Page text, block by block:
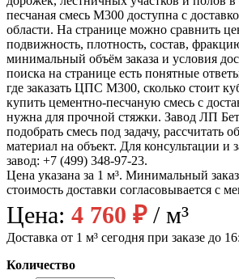
песчаная смесь М300 доступна с
области. На странице можно сравнить
подвижность, плотность, состав,
минимальный объём заказа и условия
поиска на странице есть понятные
где заказать ЦПС М300, сколько стоит
купить цементно-песчаную смесь с
нужна для прочной стяжки. Завод ЛП
подобрать смесь под задачу, рассчитать
материал на объект. Для консультации и
завод: +7 (499) 348-97-23.
Цена указана за 1 м³. Минимальный
стоимость доставки согласовывается с
Цена: 4 760 ₽/ м³
Доставка от 1 м³ сегодня при заказе до
Количество